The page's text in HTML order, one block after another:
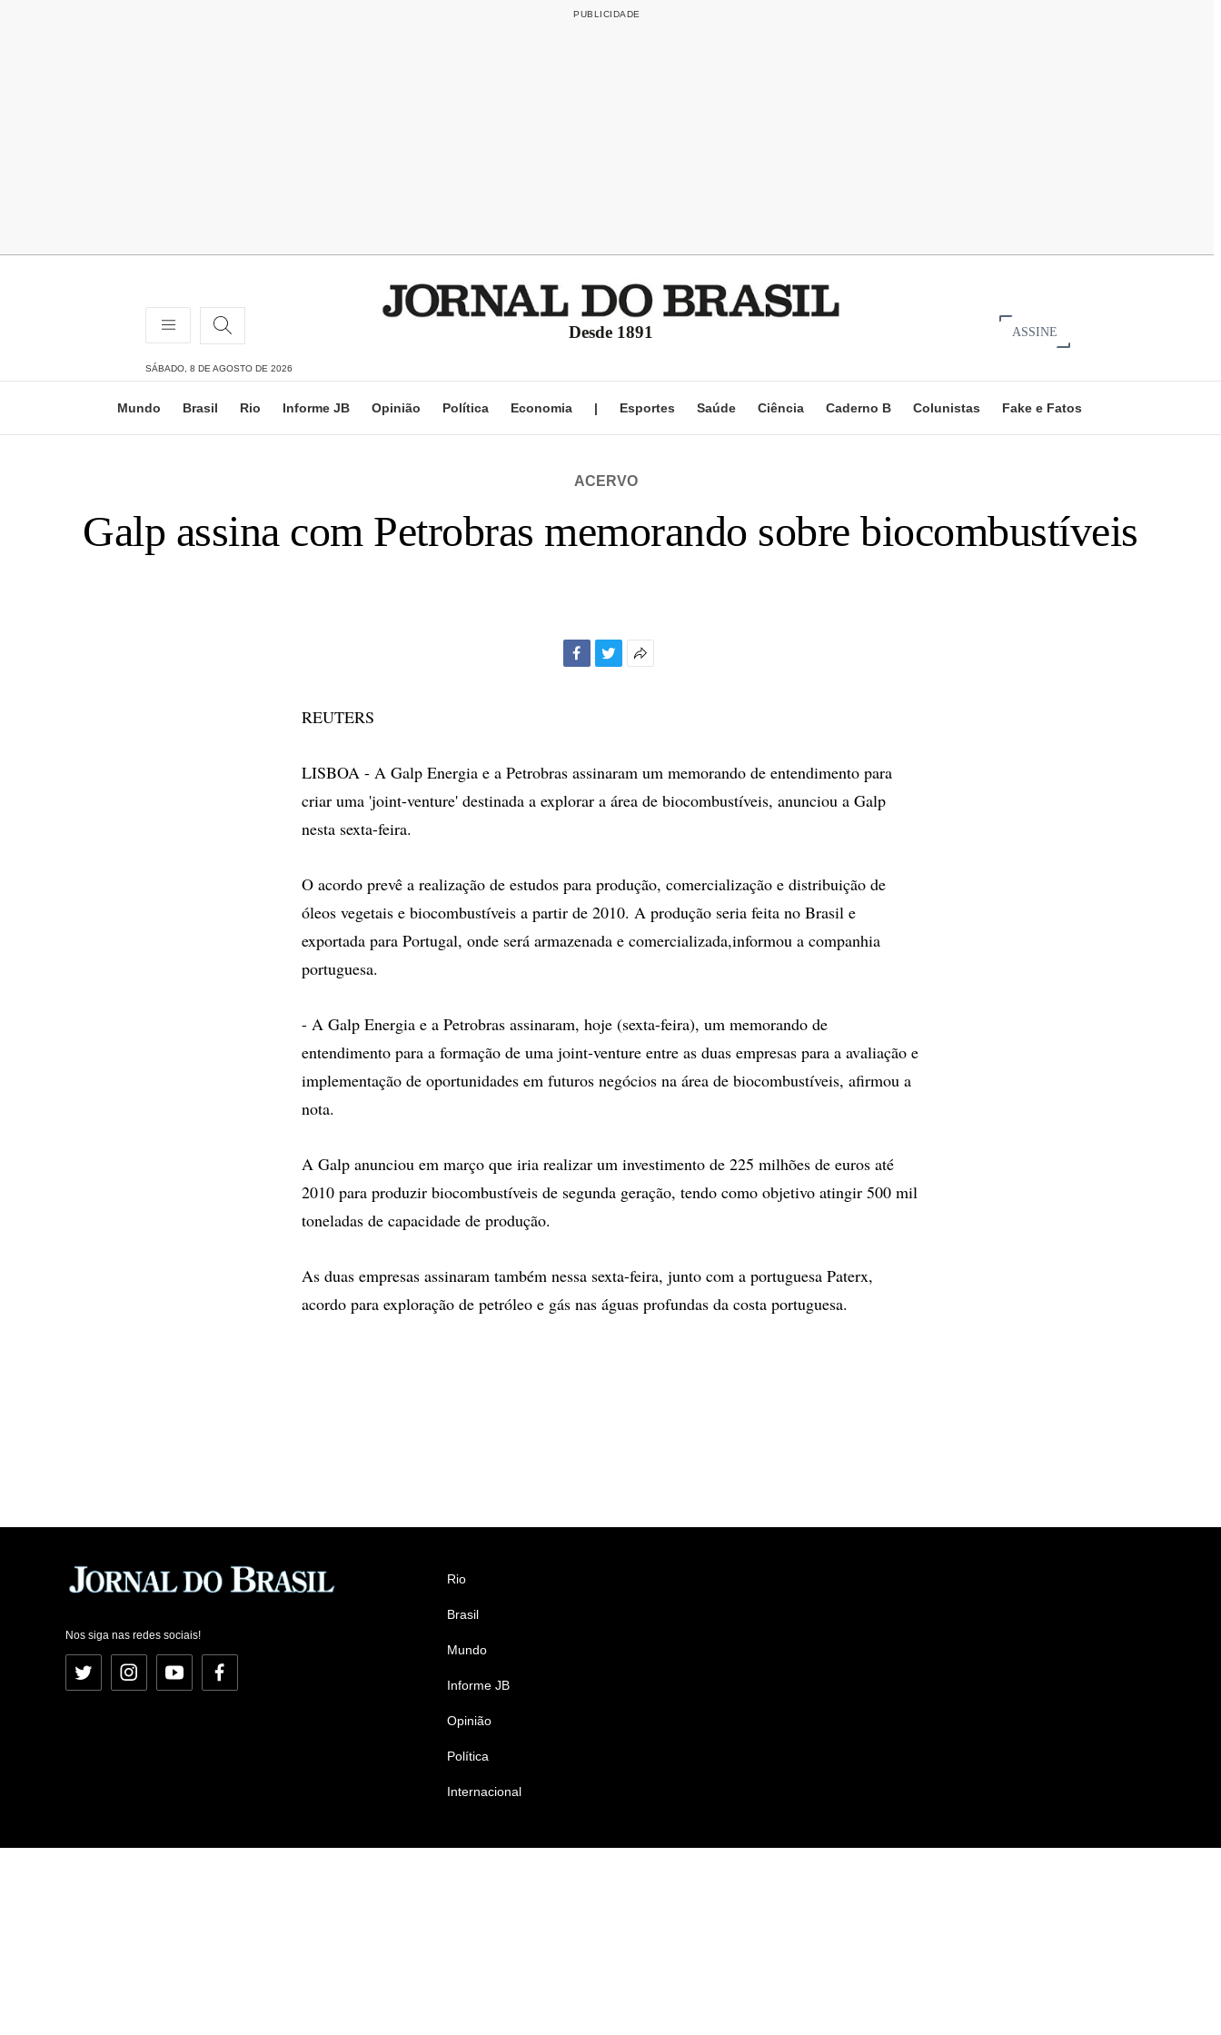
Desde 1891 ASSINE
SÁBADO, 8 DE AGOSTO DE 2026
Mundo Brasil Rio Informe JB Opinião Política Economia | Esportes Saúde Ciência Caderno B Colunistas Fake e Fatos
ACERVO
Galp assina com Petrobras memorando sobre biocombustíveis
REUTERS
LISBOA - A Galp Energia e a Petrobras assinaram um memorando de entendimento para
criar uma 'joint-venture' destinada a explorar a área de biocombustíveis, anunciou a Galp
nesta sexta-feira.
O acordo prevê a realização de estudos para produção, comercialização e distribuição de
óleos vegetais e biocombustíveis a partir de 2010. A produção seria feita no Brasil e
exportada para Portugal, onde será armazenada e comercializada,informou a companhia
portuguesa.
- A Galp Energia e a Petrobras assinaram, hoje (sexta-feira), um memorando de
entendimento para a formação de uma joint-venture entre as duas empresas para a avaliação e
implementação de oportunidades em futuros negócios na área de biocombustíveis, afirmou a
nota.
A Galp anunciou em março que iria realizar um investimento de 225 milhões de euros até
2010 para produzir biocombustíveis de segunda geração, tendo como objetivo atingir 500 mil
toneladas de capacidade de produção.
As duas empresas assinaram também nessa sexta-feira, junto com a portuguesa Paterx,
acordo para exploração de petróleo e gás nas águas profundas da costa portuguesa.
Nos siga nas redes sociais!
Twitter InstagramYouTubeFacebook
Rio
Brasil
Mundo
Informe JB
Opinião
Política
Internacional